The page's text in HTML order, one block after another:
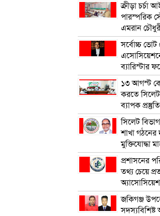
ক্রীড়া চর্চা
পারস্পরিক
এমরান
সর্বোচ্চ
ব্যারিস্টার
১৩ আগস্ট
করতে
ব্যাপক প্রস্তুতি
সিলেট
শাখা গঠনের
মুক্তিযোদ্ধা
প্রশাসনের
তথ্য চেয়ে
জকিগঞ্জ